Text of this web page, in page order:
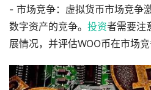
- 市场竞争：虚拟货币市场竞争
数字资产的竞争。 投资者需要注
展情况，并评估WOO币在市场竞